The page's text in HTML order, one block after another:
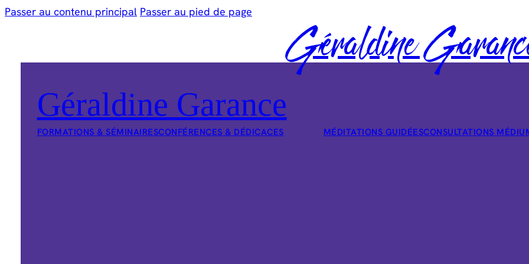
Passer au contenu principal Passer au pied de page
Géraldine
Géraldine Garance
FORMATIONS & SÉMINAIRESCONFÉRENCES & DÉDICACES MÉDITATIONS GUIDÉESCONSULTATIONS